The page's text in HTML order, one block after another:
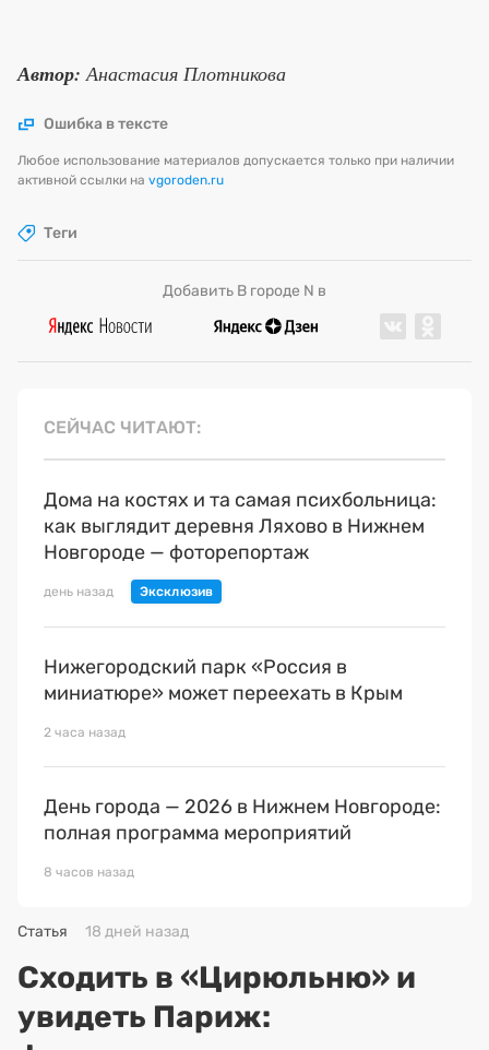
Автор: Анастасия Плотникова
Ошибка в тексте
Любое использование материалов допускается только при наличии
активной ссылки на vgoroden.ru
Теги
Добавить В городе N в
СЕЙЧАС ЧИТАЮТ
Дома на костях и та самая психбольница:
как выглядит деревня Ляхово в Нижнем
Новгороде — фоторепортаж
день назад
Нижегородский парк «Россия в
миниатюре» может переехать в Крым
2 часа назад
День города — 2026 в Нижнем Новгороде:
полная программа мероприятий
8 часов назад
Статья 18 дней назад
Сходить в «Цирюльню» и
увидеть Париж: